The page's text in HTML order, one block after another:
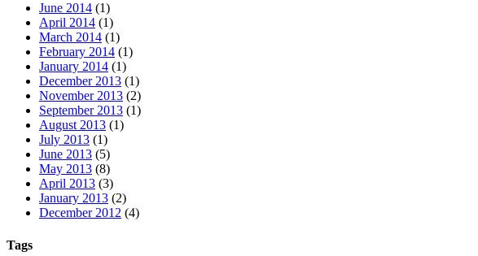
June 2014 (1)
April 2014 (1)
March 2014 (1)
February 2014 (1)
January 2014 (1)
December 2013 (1)
November 2013 (2)
September 2013 (1)
August 2013 (1)
July 2013 (1)
June 2013 (5)
May 2013 (8)
April 2013 (3)
January 2013 (2)
December 2012 (4)
Tags